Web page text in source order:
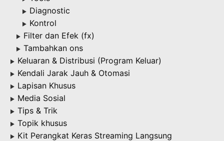
▶ Diagnostic
▶ Kontrol
▶ Filter dan Efek (fx)
▶ Tambahkan ons
▶ Keluaran & Distribusi (Program Keluar)
▶ Kendali Jarak Jauh & Otomasi
▶ Lapisan Khusus
▶ Media Sosial
▶ Tips & Trik
▶ Topik khusus
▶ Kit Perangkat Keras Streaming Langsung